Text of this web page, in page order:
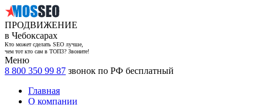
ПРОДВИЖЕНИЕ
в Чебоксарах
Кто может сделать SEO лучше,
чем тот кто сам в ТОП3? Звоните!
Меню
8 800 350 99 87 звонок по РФ бесплатный
Главная
О компании